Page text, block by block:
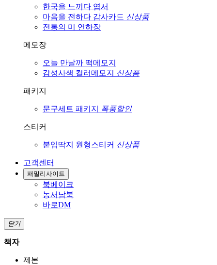
한국을 느끼다 엽서
마음을 전하다 감사카드 신상품
전통의 미
연하장
메모장
오늘 만날까 떡메모지
감성사색 컬러메모지 신상품
패키지
문구세트 패키지 폭풍할인
스티커
붙임딱지 원형스티커 신상품
고객센터
패밀리사이트
북베이크
농서남북
바로DM
닫기
책자
제본